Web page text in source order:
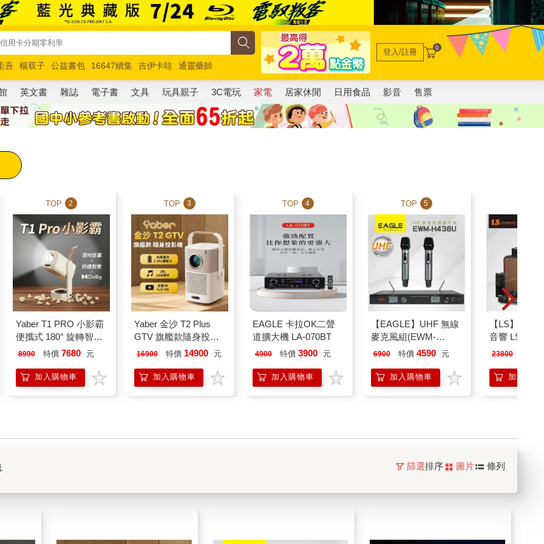
吾 楊双子 公益書包 16647續集 吉伊卡哇
通靈藥師
路邊攤新作
馬斯克 玩具總動員5 超慢跑
登入/註冊 0
英文書 雜誌 電子書 文具 玩具親子 3C電玩 家電 居家休閒 日用食品 影音 售票
TOP 2
Yaber T1 PRO 小影霸
便攜式 180° 旋轉智能
投影機
8990 特價 7680 元
加入購物車
TOP 3
Yaber 金沙 T2 Plus
GTV 旗艦款隨身投影
機
16900 特價 14900 元
加入購物車
TOP 4
EAGLE 卡拉OK二聲
道擴大機 LA-070BT
4900 特價 3900 元
加入購物車
TOP 5
【EAGLE】UHF 無線
麥克風組(EWM-
H438U)
6900 特價 4590 元
加入購物車
【LS】專業
音響 LS－
23800
加入購物
篩選排序 圖片 條列